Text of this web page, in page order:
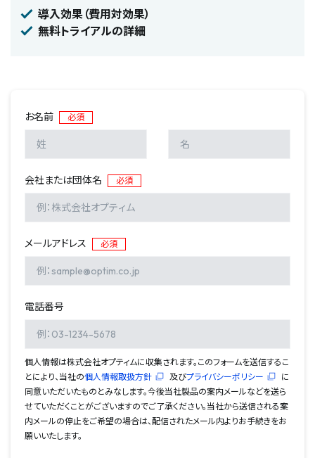
導入効果（費用対効果）
無料トライアルの詳細
お名前 必須
会社または団体名 必須
メールアドレス 必須
電話番号
個人情報は株式会社オプティムに収集されます。このフォームを送信するこ
とにより、当社の個人情報取扱方針 及びプライバシーポリシー
に
同意いただいたものとみなします。今後当社製品の案内メールなどを送ら
せていただくことがございますのでご了承ください。当社から送信される案
内メールの停止をご希望の場合は、配信されたメール内よりお手続きをお
願いいたします。